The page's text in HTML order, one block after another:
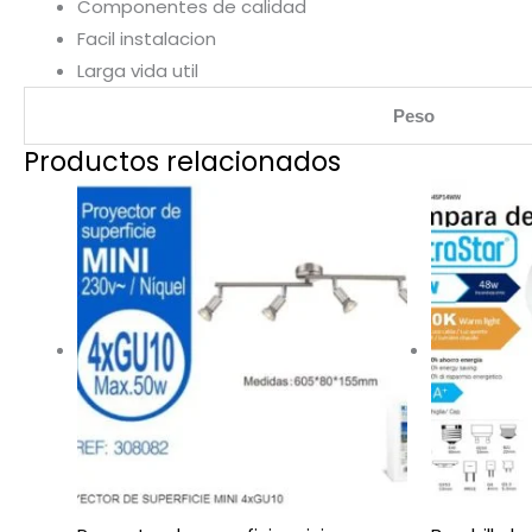
Componentes de calidad
Facil instalacion
Larga vida util
Peso
Productos relacionados